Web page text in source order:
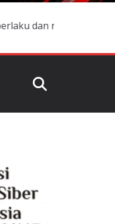
terdaftar di